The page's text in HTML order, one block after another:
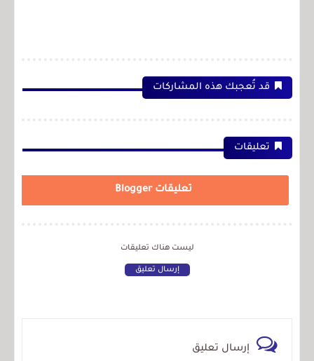
قد تُعجبك هذه المشاركات
تعليقات
تعليقات Blogger
ليست هناك تعليقات
إرسال تعليق
إرسال تعليق